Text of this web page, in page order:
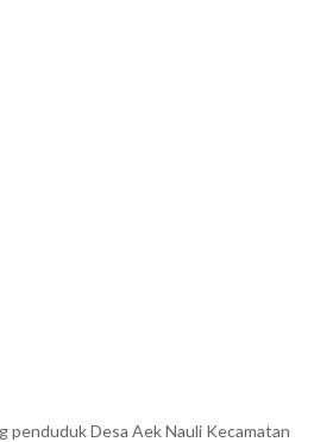
penduduk Desa Aek Nauli Kecamatan